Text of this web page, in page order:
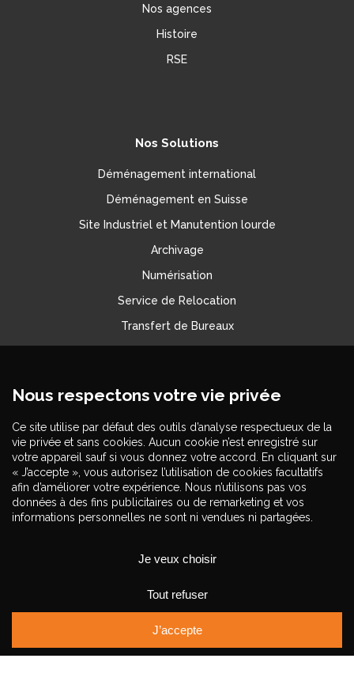
Nos agences
Histoire
RSE
Nos Solutions
Déménagement international
Déménagement en Suisse
Site Industriel et Manutention lourde
Archivage
Numérisation
Service de Relocation
Transfert de Bureaux
Légal
Politique de confidentialité